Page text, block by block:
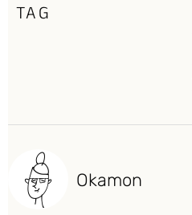
TAG
Okamon